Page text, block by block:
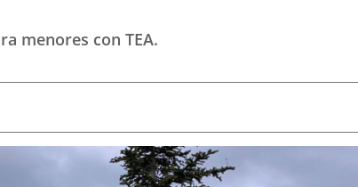
menores con TEA.